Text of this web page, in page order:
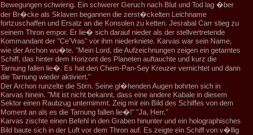
Bewegungen schwierig. Ein schwerer Geruch nach Blut und Tod lag �ber
der Br�cke als Sklaven begannen die zerst�ckelten Leichname
fortzuschaffen und Ersatz an die Konsolen zu ketten. Jesrabal Carr stieg zu
seinem Thron empor. Er lie� sich darauf nieder als der stellvertretende
Kommandant der "Ce'Vras" vor ihm niederkniete. Karvas war sein Name,
wie der Archon wu�te. "Mein Lord, die Aufzeichnungen zeigen ein getarntes
Schiff, das hinter dem Horizont des Planeten auftauchte und kurz die
Tarnung fallen lie�. Es hat den Chem-Pan-Sey Kreuzer vernichtet und dann
die Tarnung wieder aktiviert."
Der Archon runzelte die Stirn. Seine gl�henden Augen bohrten sich in
Karvas hinein. "Mit ist nicht bekannt, dass eine andere Kabale in diesem
Sektor einen Raubzug unternimmt. Zeig mir ein Bild des Schiffes von dem
Moment an als es die Tarnung fallen lie�!" "Ja, Herr."
Karvas zischte einen Befehl in den Graben hinunter und ein holographisches
Bild baute sich in der Luft vor dem Thron auf. Es zeigte ein Schiff von v�llig